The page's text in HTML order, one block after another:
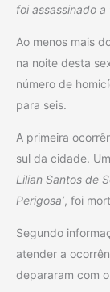
foi assassinado
Ao menos mais
na noite desta
número de
para seis.
A primeira
sul da cidade.
Lilian Santos de
Perigosa’, foi
Segundo
atender a
depararam com